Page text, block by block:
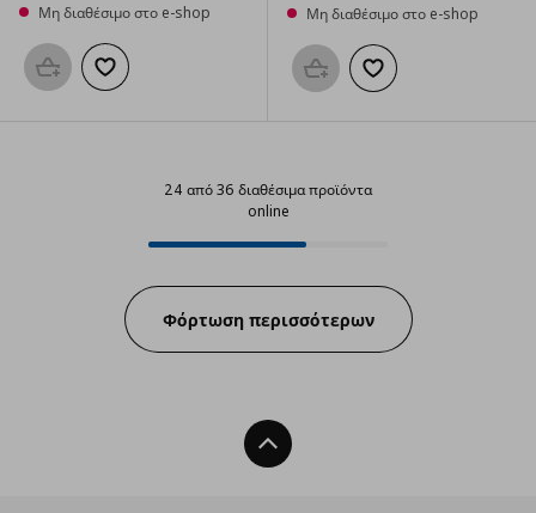
Μη διαθέσιμο στο e-shop
Προσθήκη στο καλάθι
Προσθήκη στα αγαπημένα
Μη διαθέσιμο στο e-shop
Προσθήκη στο καλάθι
Προσθήκη στα
24 από 36 διαθέσιμα προϊόντα
online
24 από 36 διαθέσιμα προϊόντα
Progress:
Φόρτωση περισσότερων
Back To Top